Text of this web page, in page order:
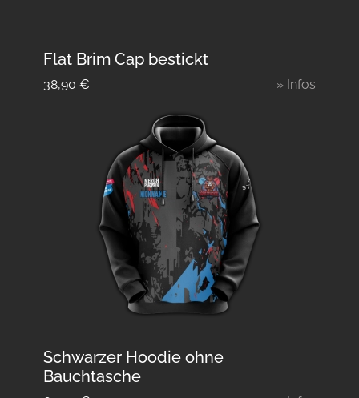
Flat Brim Cap bestickt
38,90 € » Infos
Schwarzer Hoodie ohne
Bauchtasche